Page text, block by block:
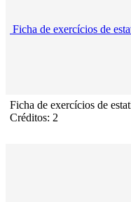
Ficha de exercícios de
Ficha de exercícios de
Créditos: 2